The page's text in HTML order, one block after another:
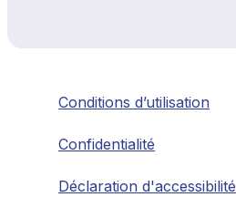
Conditions d’utilisation
Confidentialité
Déclaration d'accessibilité